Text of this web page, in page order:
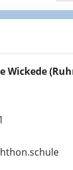
Wickede